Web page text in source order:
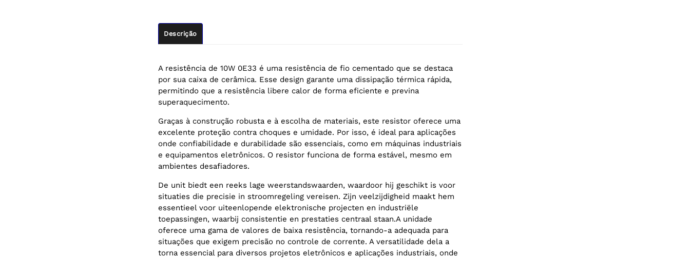
Descrição
A resistência de 10W 0E33 é uma resistência de fio cementado que se destaca
por sua caixa de cerâmica. Esse design garante uma dissipação térmica rápida,
permitindo que a resistência libere calor de forma eficiente e previna
superaquecimento.
Graças à construção robusta e à escolha de materiais, este resistor oferece uma
excelente proteção contra choques e umidade. Por isso, é ideal para aplicações
onde confiabilidade e durabilidade são essenciais, como em máquinas industriais
e equipamentos eletrônicos. O resistor funciona de forma estável, mesmo em
ambientes desafiadores.
De unit biedt een reeks lage weerstandswaarden, waardoor hij geschikt is voor
situaties die precisie in stroomregeling vereisen. Zijn veelzijdigheid maakt hem
essentieel voor uiteenlopende elektronische projecten en industriële
toepassingen, waarbij consistentie en prestaties centraal staan.A unidade
oferece uma gama de valores de baixa resistência, tornando-a adequada para
situações que exigem precisão no controle de corrente. A versatilidade dela a
torna essencial para diversos projetos eletrônicos e aplicações industriais, onde